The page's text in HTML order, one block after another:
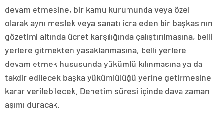
devam etmesine, bir kamu kurumunda veya özel
olarak aynı meslek veya sanatı icra eden bir başkasının
gözetimi altında ücret karşılığında çalıştırılmasına, belli
yerlere gitmekten yasaklanmasına, belli yerlere
devam etmek hususunda yükümlü kılınmasına ya da
takdir edilecek başka yükümlülüğü yerine getirmesine
karar verilebilecek. Denetim süresi içinde dava zaman
aşımı duracak.